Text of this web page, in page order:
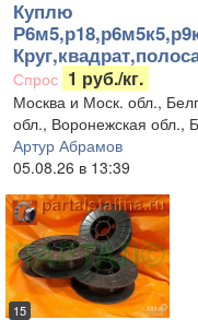
Куплю
Спрос 1 руб./кг.
Москва и Моск. обл.,
обл., Воронежская обл.,
Артур Абрамов
05.08.26 в 13:39
15